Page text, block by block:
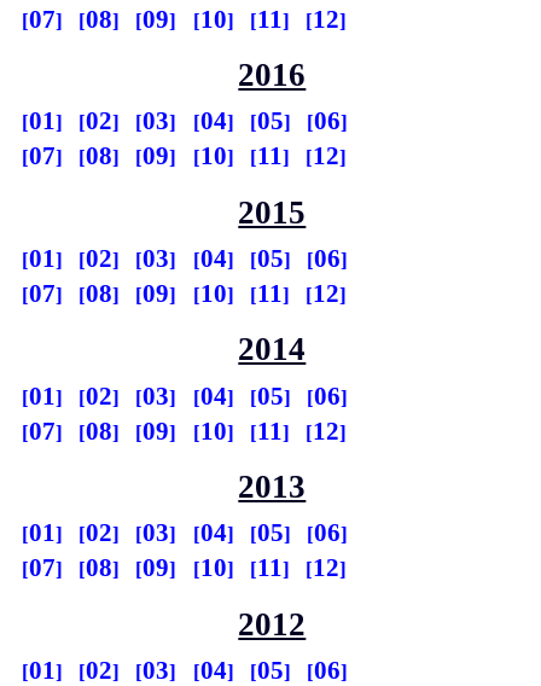
07
08 09 10 11 12
2016
01 02 03 04 05
06
07
08 09 10 11 12
2015
01 02 03 04 05
06
07
08 09 10 11 12
2014
01 02 03 04 05
06
07
08 09 10 11 12
2013
01 02 03 04 05
06
07
08 09 10 11 12
2012
01 02 03 04 05
06